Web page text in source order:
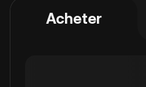
Acheter